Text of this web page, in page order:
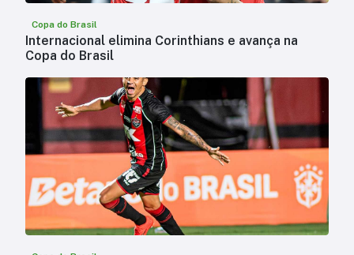
Copa do Brasil
Internacional elimina Corinthians e avança na
Copa do Brasil